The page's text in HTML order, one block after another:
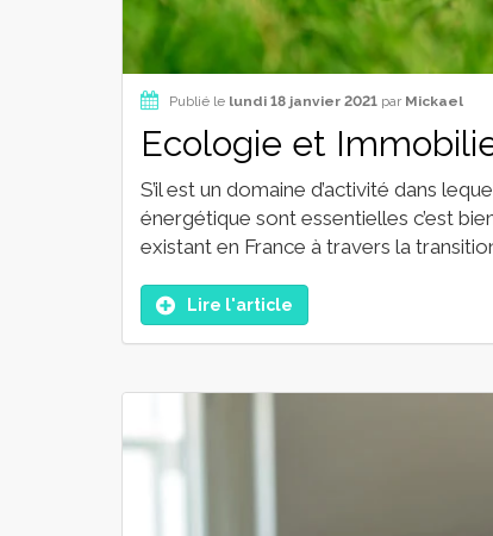
Publié le lundi 18 janvier 2021 par Mickael
Ecologie et
S’il est un domaine d’activité dans
énergétique sont essentielles c’est
existant en France à travers la
Lire l'article